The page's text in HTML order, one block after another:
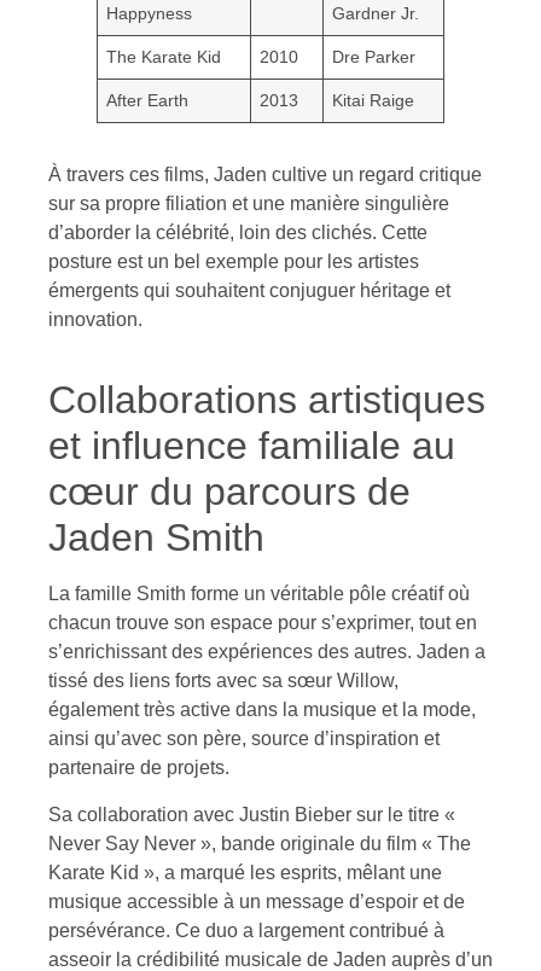
Happyness
Gardner Jr.
The Karate Kid 2010 Dre Parker
After Earth 2013 Kitai Raige
À travers ces films, Jaden cultive un regard critique
sur sa propre filiation et une manière singulière
d’aborder la célébrité, loin des clichés. Cette
posture est un bel exemple pour les artistes
émergents qui souhaitent conjuguer héritage et
innovation.
Collaborations artistiques
et influence familiale au
cœur du parcours de
Jaden Smith
La famille Smith forme un véritable pôle créatif où
chacun trouve son espace pour s’exprimer, tout en
s’enrichissant des expériences des autres. Jaden a
tissé des liens forts avec sa sœur Willow,
également très active dans la musique et la mode,
ainsi qu’avec son père, source d’inspiration et
partenaire de projets.
Sa collaboration avec Justin Bieber sur le titre «
Never Say Never », bande originale du film « The
Karate Kid », a marqué les esprits, mêlant une
musique accessible à un message d’espoir et de
persévérance. Ce duo a largement contribué à
asseoir la crédibilité musicale de Jaden auprès d’un